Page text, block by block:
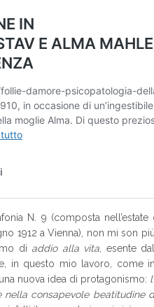
N. 9 (composta
1912 a Vienna), non mi son
di addio alla vita , esente
in questo mio lavoro, come
nuova idea di protagonismo:
nella consapevole